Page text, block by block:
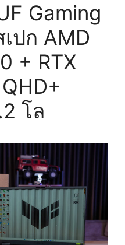
Gaming
ปก AMD
+ RTX
โล